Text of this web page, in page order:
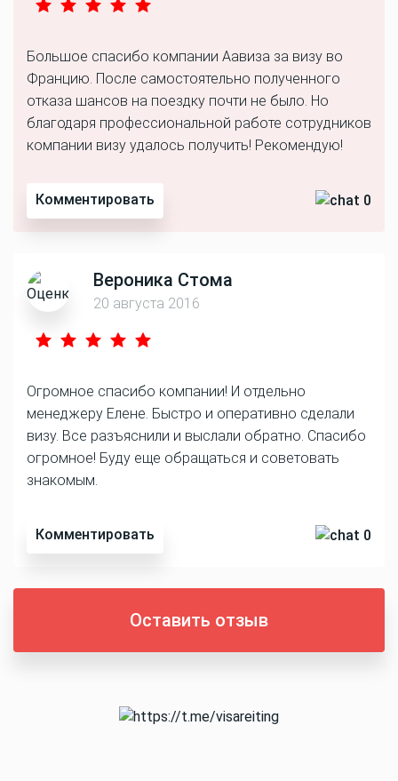
Большое спасибо компании Аавиза за визу во
Францию. После самостоятельно полученного
отказа шансов на поездку почти не было. Но
благодаря профессиональной работе сотрудников
компании визу удалось получить! Рекомендую!
Комментировать 0
Вероника Стома
20 августа 2016
Огромное спасибо компании! И отдельно
менеджеру Елене. Быстро и оперативно сделали
визу. Все разъяснили и выслали обратно. Спасибо
огромное! Буду еще обращаться и советовать
знакомым.
Комментировать 0
Оставить отзыв